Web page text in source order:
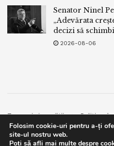
Senator Ninel
„Adevărata
decizi să
2026-08-06
Termeni si conditii
Politica
Facebook
Contact
© 2019bpnews- Business &
Folosim cookie-uri pentru a-ți
site-ul nostru web.
Poți să afli mai multe despre